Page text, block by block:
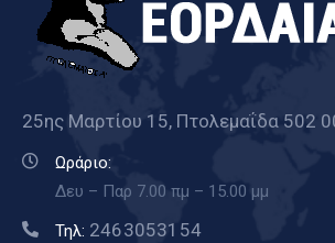
25ης Μαρτίου 15, Πτολεμαΐδα 502
Ωράριο:
Δευ – Παρ 7.00 πμ – 15.00 μμ
Τηλ: 2463053154